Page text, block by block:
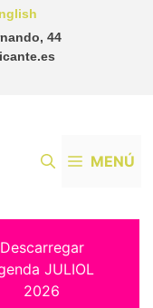
44
MENÚ
Descarregar
JULIOL
2026